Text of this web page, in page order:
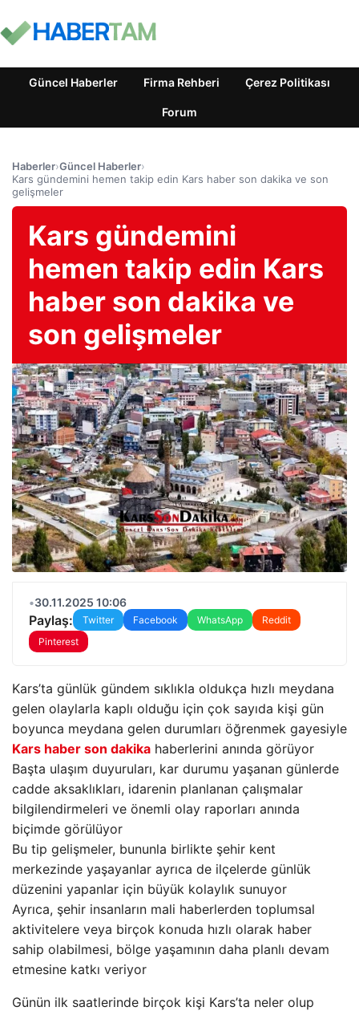
Güncel Haberler Firma Rehberi Çerez Politikası
Forum
Haberler›Güncel Haberler›
Kars gündemini hemen takip edin Kars haber son dakika ve son
gelişmeler
Kars gündemini
hemen takip edin Kars
haber son dakika ve
son gelişmeler
•30.11.2025 10:06
Paylaş: Twitter Facebook WhatsApp
Reddit
Pinterest
Kars’ta günlük gündem sıklıkla oldukça hızlı meydana
gelen olaylarla kaplı olduğu için çok sayıda kişi gün
boyunca meydana gelen durumları öğrenmek gayesiyle
Kars haber son dakika haberlerini anında görüyor
Başta ulaşım duyuruları, kar durumu yaşanan günlerde
cadde aksaklıkları, idarenin planlanan çalışmalar
bilgilendirmeleri ve önemli olay raporları anında
biçimde görülüyor
Bu tip gelişmeler, bununla birlikte şehir kent
merkezinde yaşayanlar ayrıca de ilçelerde günlük
düzenini yapanlar için büyük kolaylık sunuyor
Ayrıca, şehir insanların mali haberlerden toplumsal
aktivitelere veya birçok konuda hızlı olarak haber
sahip olabilmesi, bölge yaşamının daha planlı devam
etmesine katkı veriyor
Günün ilk saatlerinde birçok kişi Kars’ta neler olup